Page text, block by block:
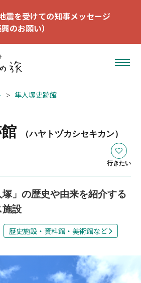
震を受けての知事メッセージ
のお願い）
隼人塚史跡館
（ハヤトヅカシセキカン）
行きたい
」の歴史や由来を紹介する
施設
歴史施設・資料館・美術館など